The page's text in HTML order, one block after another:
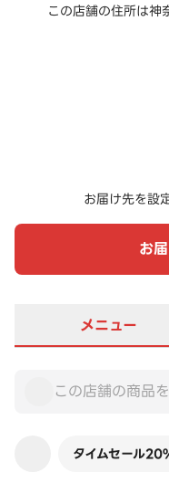
この店舗の住所は神
お届け先を設
お
メニュー
タイムセール